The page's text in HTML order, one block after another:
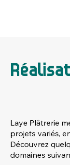
Laye Plâtrerie
projets variés,
Découvrez
domaines